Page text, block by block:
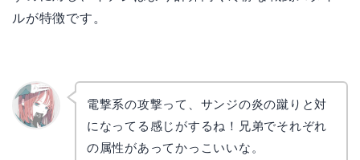
ルが特徴です。
電撃系の攻撃って、サンジの炎の蹴りと対
になってる感じがするね！兄弟でそれぞれ
の属性があってかっこいいな。